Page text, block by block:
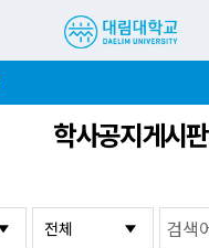
학사공지게시판